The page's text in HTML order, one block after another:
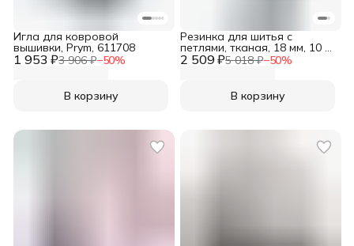
1 953 ₽3 906 ₽−50%
Игла для ковровой
вышивки, Prym, 611708
В корзину
2 509 ₽5 018 ₽−50%
Резинка для шитья с
петлями, тканая, 18 мм, 10 м,
Prym
В корзину